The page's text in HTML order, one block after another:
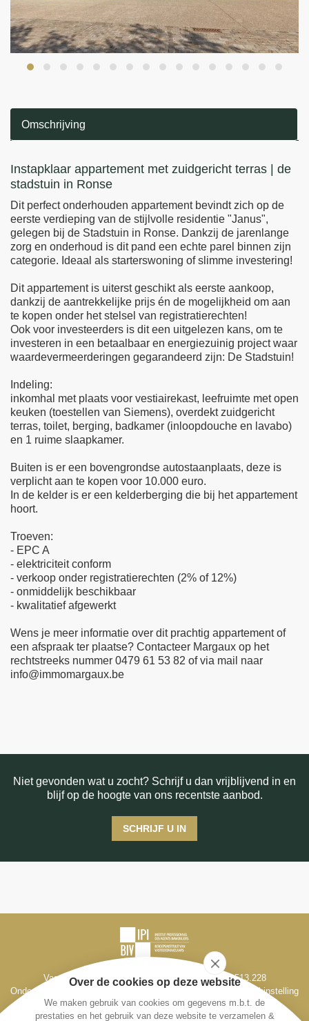
Omschrijving
Omschrijving
Instapklaar appartement met zuidgericht terras | de
stadstuin in Ronse
Dit perfect onderhouden appartement bevindt zich op de
eerste verdieping van de stijlvolle residentie "Janus",
gelegen bij de Stadstuin in Ronse. Dankzij de jarenlange
zorg en onderhoud is dit pand een echte parel binnen zijn
categorie. Ideaal als starterswoning of slimme investering!
Dit appartement is uiterst geschikt als eerste aankoop,
dankzij de aantrekkelijke prijs én de mogelijkheid om aan
te kopen onder het stelsel van registratierechten!
Ook voor investeerders is dit een uitgelezen kans, om te
investeren in een betaalbaar en energiezuinig project waar
waardevermeerderingen gegarandeerd zijn: De Stadstuin!
Indeling:
inkomhal met plaats voor vestiairekast, leefruimte met open
keuken (toestellen van Siemens), overdekt zuidgericht
terras, toilet, berging, badkamer (inloopdouche en lavabo)
en 1 ruime slaapkamer.
Buiten is er een bovengrondse autostaanplaats, deze is
verplicht aan te kopen voor 10.000 euro.
In de kelder is er een kelderberging die bij het appartement
hoort.
Troeven:
- EPC A
- elektriciteit conform
- verkoop onder registratierechten (2% of 12%)
- onmiddelijk beschikbaar
- kwalitatief afgewerkt
Wens je meer informatie over dit prachtig appartement of
een afspraak ter plaatse? Contacteer Margaux op het
rechtstreeks nummer 0479 61 53 82 of via mail naar
info@immomargaux.be
Niet gevonden wat u zocht? Schrijf u dan vrijblijvend in en
blijf op de hoogte van ons recentste aanbod.
SCHRIJF U IN
Vastgoedmakelaar-bemiddelaar BIV België BIV 513.228
Ondernemingsnr. BE 0795 330 714, Derdenrekening bij de bankinstelling
Fintro, IBAN BE98 1431 1666 1193
Toezichthoudende autoriteit: Beroepsinstituut van Vastgoedmakelaars -
Over de cookies op deze website
We maken gebruik van cookies om gegevens m.b.t. de
prestaties en het gebruik van deze website te verzamelen &